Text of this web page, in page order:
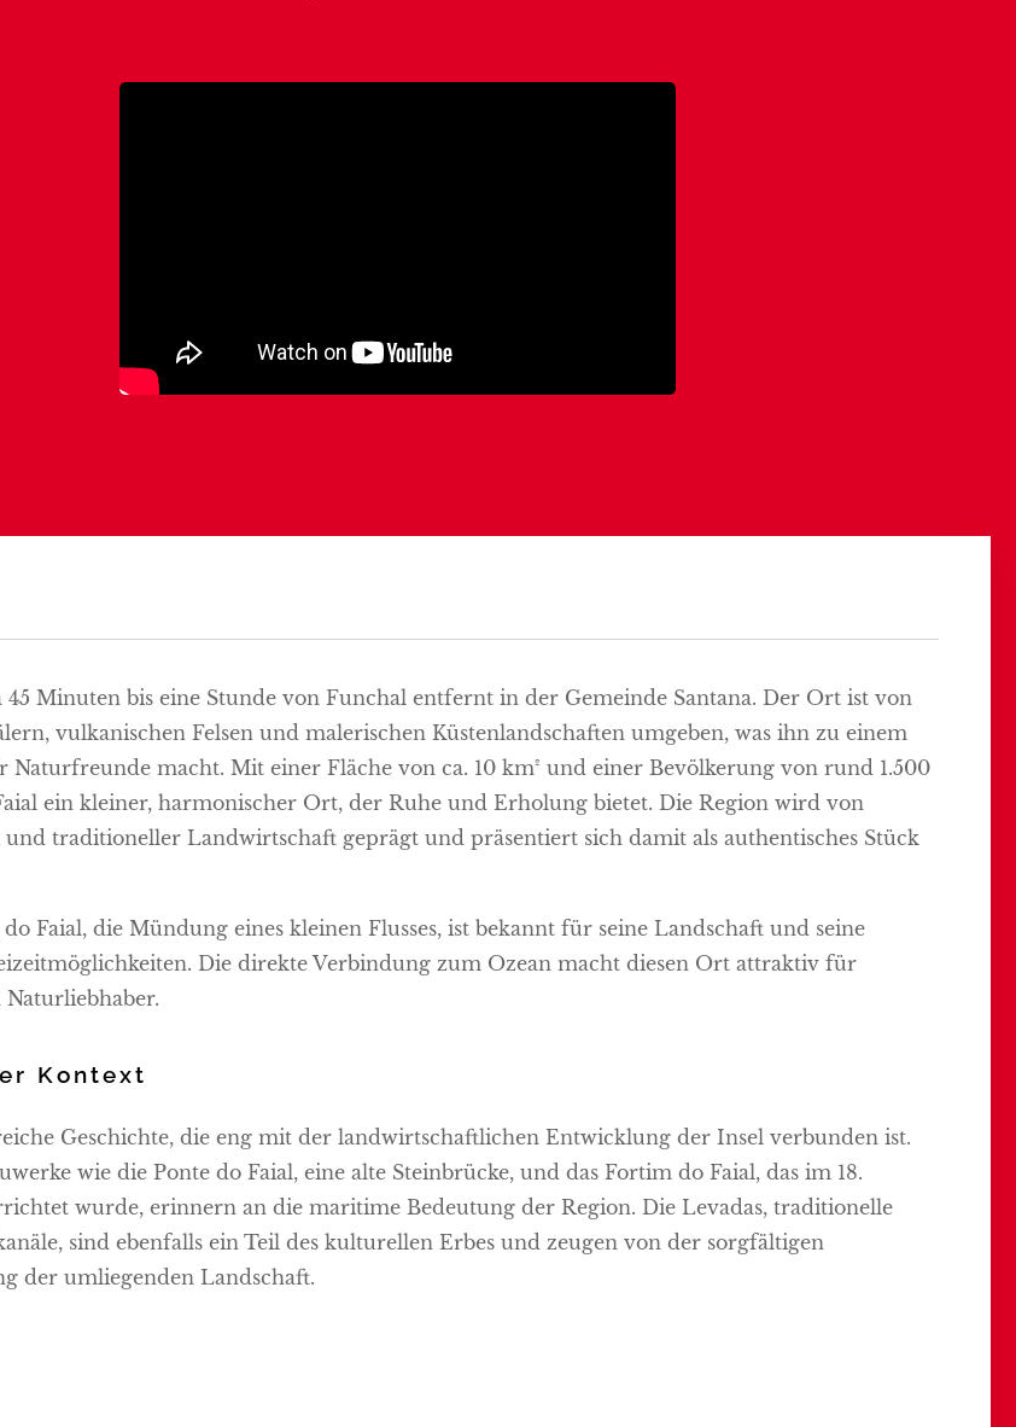
45 Minuten bis eine Stunde von Funchal entfernt in der Gemeinde Santana. Der Ort ist von
vulkanischen Felsen und malerischen Küstenlandschaften umgeben, was ihn zu einem
Naturfreunde macht. Mit einer Fläche von ca. 10 km² und einer Bevölkerung von rund 1.500
ein kleiner, harmonischer Ort, der Ruhe und Erholung bietet. Die Region wird von
und traditioneller Landwirtschaft geprägt und präsentiert sich damit als authentisches Stück
Faial, die Mündung eines kleinen Flusses, ist bekannt für seine Landschaft und seine
Die direkte Verbindung zum Ozean macht diesen Ort attraktiv für
Naturliebhaber.
Kontext
Geschichte, die eng mit der landwirtschaftlichen Entwicklung der Insel verbunden ist.
wie die Ponte do Faial, eine alte Steinbrücke, und das Fortim do Faial, das im 18.
wurde, erinnern an die maritime Bedeutung der Region. Die Levadas, traditionelle
sind ebenfalls ein Teil des kulturellen Erbes und zeugen von der sorgfältigen
der umliegenden Landschaft.